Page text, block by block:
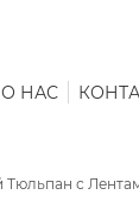
О НАС
Тюльпан с